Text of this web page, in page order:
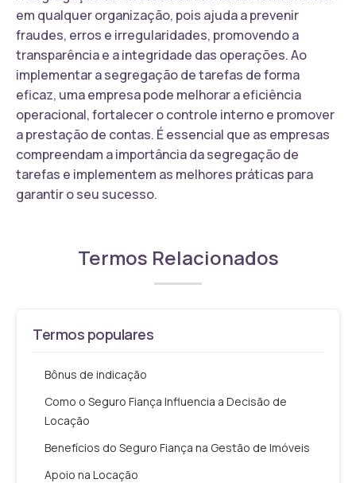
em qualquer organização, pois ajuda a prevenir
fraudes, erros e irregularidades, promovendo a
transparência e a integridade das operações. Ao
implementar a segregação de tarefas de forma
eficaz, uma empresa pode melhorar a eficiência
operacional, fortalecer o controle interno e promover
a prestação de contas. É essencial que as empresas
compreendam a importância da segregação de
tarefas e implementem as melhores práticas para
garantir o seu sucesso.
Termos Relacionados
Termos populares
Bônus de indicação
Como o Seguro Fiança Influencia a Decisão de
Locação
Benefícios do Seguro Fiança na Gestão de Imóveis
Apoio na Locação